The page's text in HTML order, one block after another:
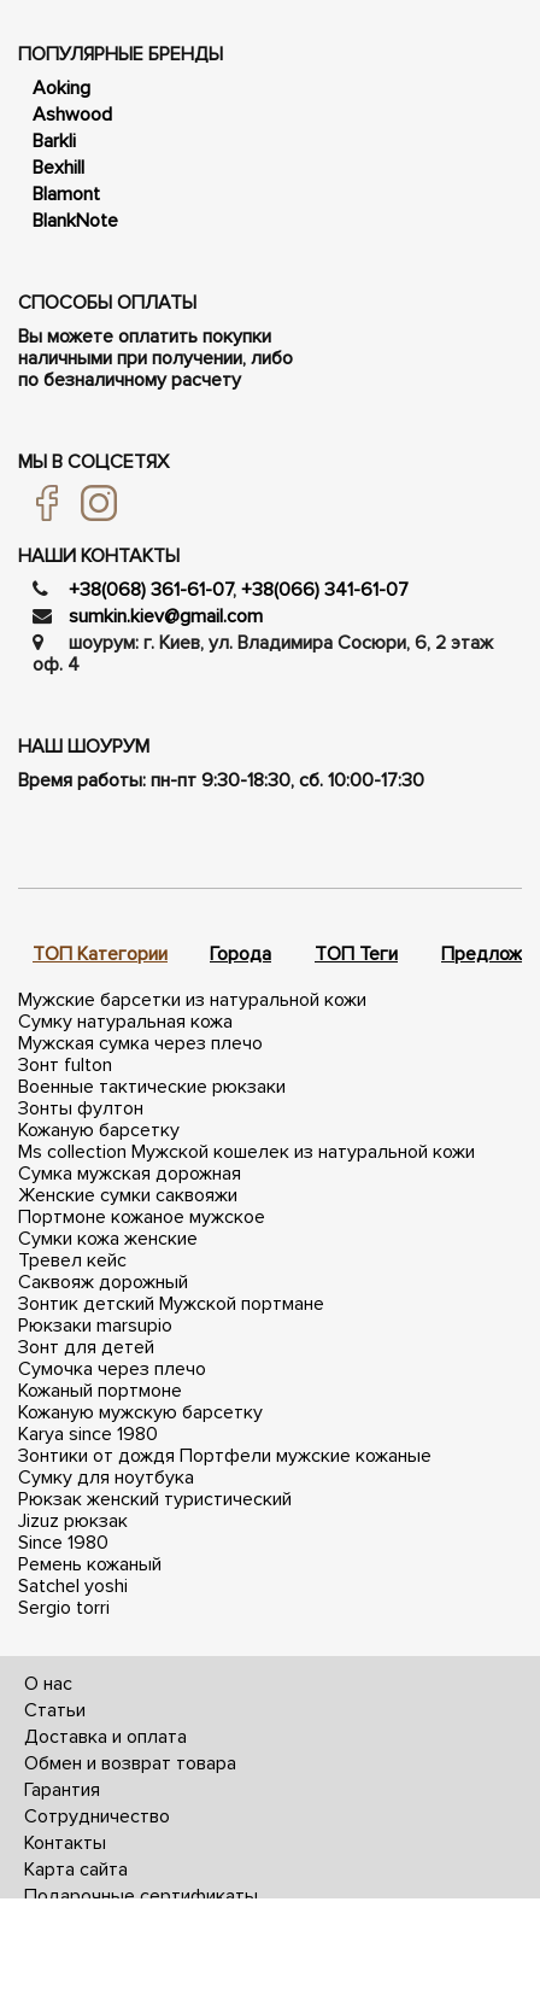
ПОПУЛЯРНЫЕ БРЕНДЫ
Aoking
Ashwood
Barkli
Bexhill
Blamont
BlankNote
СПОСОБЫ ОПЛАТЫ
Вы можете оплатить покупки
наличными при получении, либо
по безналичному расчету
МЫ В СОЦСЕТЯХ
НАШИ КОНТАКТЫ
+38(068) 361-61-07, +38(066) 341-61-07
sumkin.kiev@gmail.com
шоурум: г. Киев, ул. Владимира Сосюри, ​​6, 2 этаж
оф. 4
НАШ ШОУРУМ
Время работы: пн-пт 9:30-18:30, сб. 10:00-17:30
ТОП Категории Города ТОП Теги
Мужские барсетки из натуральной кожи
Сумку натуральная кожа
Мужская сумка через плечо
Зонт fulton
Военные тактические рюкзаки
Зонты фултон
Кожаную барсетку
Ms collection Мужской кошелек из натуральной кожи
Сумка мужская дорожная
Женские сумки саквояжи
Портмоне кожаное мужское
Сумки кожа женские
Тревел кейс
Саквояж дорожный
Зонтик детский Мужской портмане
Рюкзаки marsupio
Зонт для детей
Сумочка через плечо
Кожаный портмоне
Кожаную мужскую барсетку
Karya since 1980
Зонтики от дождя Портфели мужские кожаные
Сумку для ноутбука
Рюкзак женский туристический
Jizuz рюкзак
Since 1980
Ремень кожаный
Satchel yoshi
Sergio torri
О нас
Статьи
Доставка и оплата
Обмен и возврат товара
Гарантия
Сотрудничество
Контакты
Карта сайта
Подарочные сертификаты